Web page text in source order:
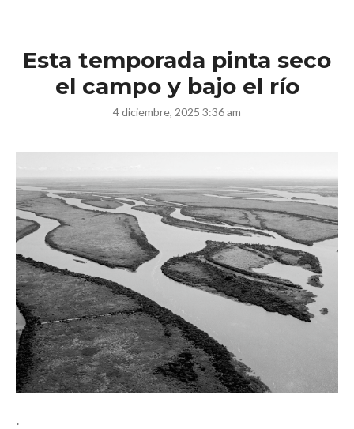
Esta temporada pinta seco
el campo y bajo el río
4 diciembre, 2025 3:36 am
.